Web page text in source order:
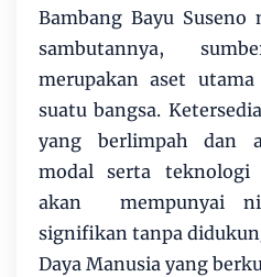
Bambang Bayu Suseno
sambutannya,
merupakan aset
suatu bangsa.
yang berlimpah dan
modal serta
akan mempunyai
signifikan tanpa
Daya Manusia yang